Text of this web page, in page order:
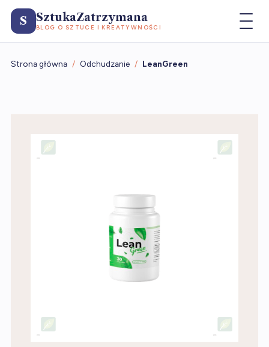
S SztukaZatrzymana
BLOG O SZTUCE I KREATYWNOŚCI
Strona główna / Odchudzanie / LeanGreen